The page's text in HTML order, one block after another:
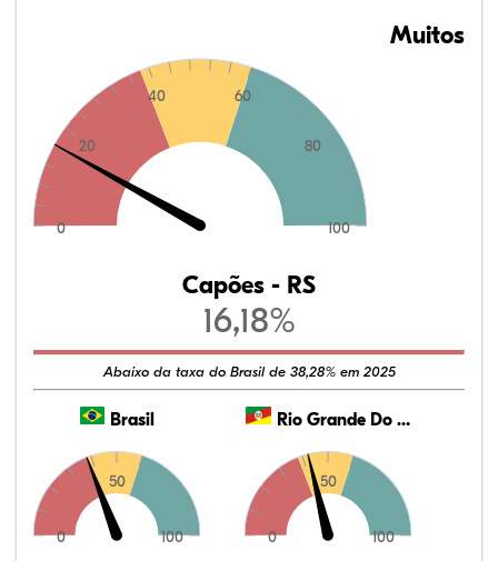
0
20
40 60
80
100
Muitos
Capões - RS
16,18%
Abaixo da taxa do Brasil de 38,28% em 2025
Brasil
0
50
100
Rio Grande Do Sul
0
50
100